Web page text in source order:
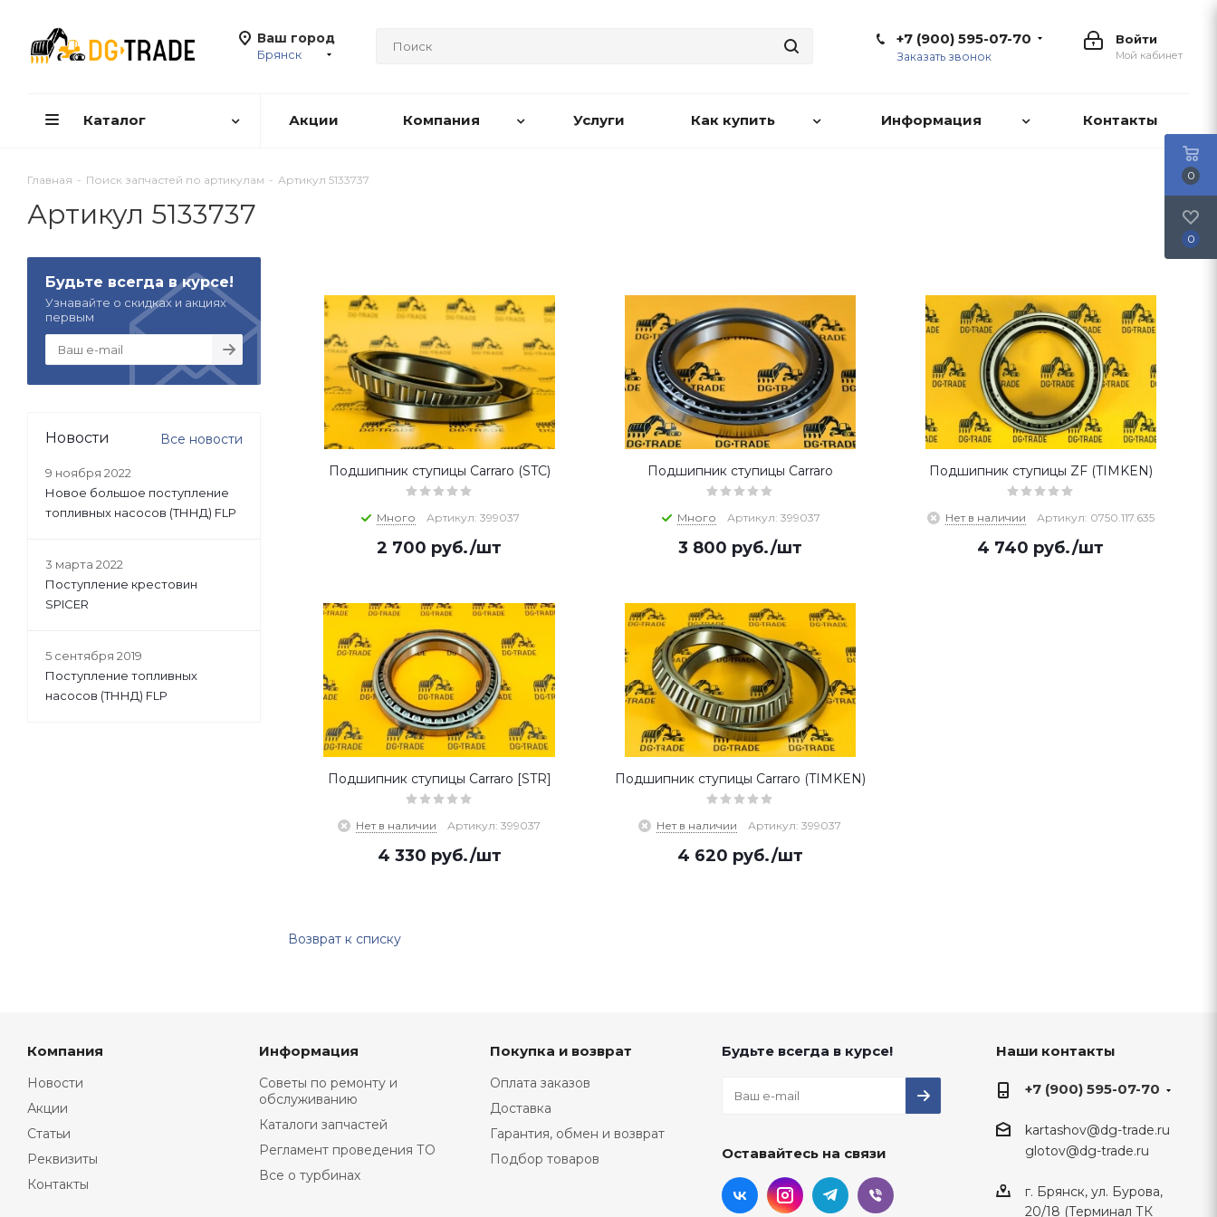
Ваш город
Брянск
Войти
Мой кабинет
+7 (900) 595-07-70
Заказать звонок
Каталог Акции Компания Услуги Как купить Информация Контакты
Главная - Поиск запчастей по артикулам - Артикул 5133737
Артикул 5133737
Подшипник ступицы Carraro (STC)
Много Артикул: 399037
2 700 руб./шт
Подшипник ступицы Carraro
Много Артикул: 399037
3 800 руб./шт
Подшипник ступицы ZF (TIMKEN)
Нет в наличии Артикул: 0750.117.635
4 740 руб./шт
Подшипник ступицы Carraro [STR]
Нет в наличии Артикул: 399037
4 330 руб./шт
Подшипник ступицы Carraro (TIMKEN)
Нет в наличии Артикул: 399037
4 620 руб./шт
Возврат к списку
Будьте всегда в курсе!
Узнавайте о скидках и акциях
первым
Новости Все новости
9 ноября 2022
Новое большое поступление
топливных насосов (ТННД) FLP
3 марта 2022
Поступление крестовин
SPICER
5 сентября 2019
Поступление топливных
насосов (ТННД) FLP
Компания
Новости
Акции
Статьи
Реквизиты
Контакты
Информация
Советы по ремонту и
обслуживанию
Каталоги запчастей
Регламент проведения ТО
Все о турбинах
Покупка и возврат
Оплата заказов
Доставка
Гарантия, обмен и возврат
Подбор товаров
Будьте всегда в курсе!
Оставайтесь на связи
Наши контакты
+7 (900) 595-07-70
kartashov@dg-trade.ru
glotov@dg-trade.ru
г. Брянск, ул. Бурова,
20/18 (Терминал ТК
0
0